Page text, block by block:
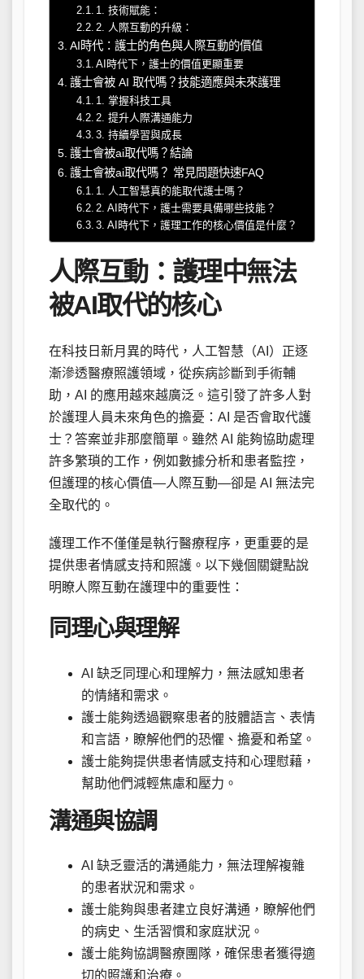
1. 技術賦能：
2. 人際互動的升級：
AI時代：護士的角色與人際互動的價值
AI時代下，護士的價值更顯重要
護士會被 AI 取代嗎？技能適應與未來護理
1. 掌握科技工具
2. 提升人際溝通能力
3. 持續學習與成長
護士會被ai取代嗎？結論
護士會被ai取代嗎？ 常見問題快速FAQ
1. 人工智慧真的能取代護士嗎？
2. AI時代下，護士需要具備哪些技能？
3. AI時代下，護理工作的核心價值是什麼？
人際互動：護理中無法
被AI取代的核心
在科技日新月異的時代，人工智慧（AI）正逐
漸滲透醫療照護領域，從疾病診斷到手術輔
助，AI 的應用越來越廣泛。這引發了許多人對
於護理人員未來角色的擔憂：AI 是否會取代護
士？答案並非那麼簡單。雖然 AI 能夠協助處理
許多繁瑣的工作，例如數據分析和患者監控，
但護理的核心價值—人際互動—卻是 AI 無法完
全取代的。
護理工作不僅僅是執行醫療程序，更重要的是
提供患者情感支持和照護。以下幾個關鍵點說
明瞭人際互動在護理中的重要性：
同理心與理解
AI 缺乏同理心和理解力，無法感知患者
的情緒和需求。
護士能夠透過觀察患者的肢體語言、表情
和言語，瞭解他們的恐懼、擔憂和希望。
護士能夠提供患者情感支持和心理慰藉，
幫助他們減輕焦慮和壓力。
溝通與協調
AI 缺乏靈活的溝通能力，無法理解複雜
的患者狀況和需求。
護士能夠與患者建立良好溝通，瞭解他們
的病史、生活習慣和家庭狀況。
護士能夠協調醫療團隊，確保患者獲得適
切的照護和治療。